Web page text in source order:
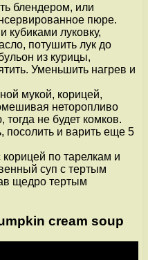
блендером, или
пюре.
кубиками луковку,
потушить лук до
из курицы,
Уменьшить нагрев и
мукой, корицей,
неторопливо
не будет комков.
посолить и варить еще 5
по тарелкам и
суп с тертым
щедро тертым
cream soup